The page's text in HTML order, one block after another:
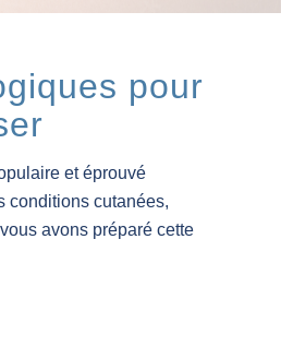
pour
et éprouvé
conditions cutanées,
avons préparé cette